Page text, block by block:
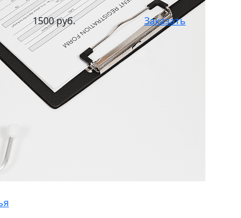
1500 руб. Заказать